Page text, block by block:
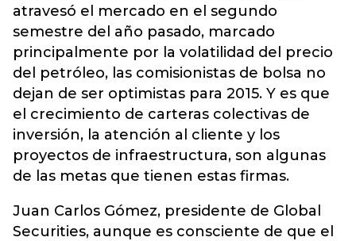
atravesó el mercado en el segundo
semestre del año pasado, marcado
principalmente por la volatilidad del precio
del petróleo, las comisionistas de bolsa no
dejan de ser optimistas para 2015. Y es que
el crecimiento de carteras colectivas de
inversión, la atención al cliente y los
proyectos de infraestructura, son algunas
de las metas que tienen estas firmas.
Juan Carlos Gómez, presidente de Global
Securities, aunque es consciente de que el